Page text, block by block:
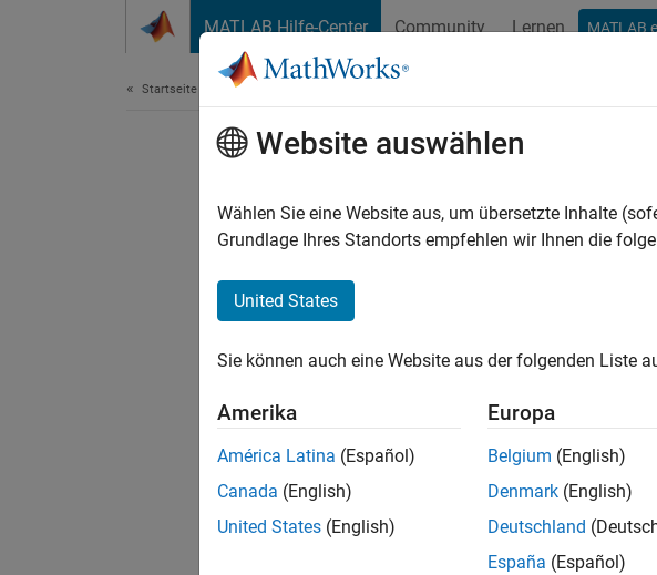
MATLAB Hilfe-Center Community Lernen MATLAB
Startseite der Dokumentation
Website auswählen
Wählen Sie eine Website aus, um übersetzte Inhalte
Grundlage Ihres Standorts empfehlen wir Ihnen die
United States
Sie können auch eine Website aus der folgenden Liste
Amerika
América Latina (Español)
Canada (English)
United States (English)
Europa
Belgium (English)
Denmark (English)
Deutschland
España (Español)